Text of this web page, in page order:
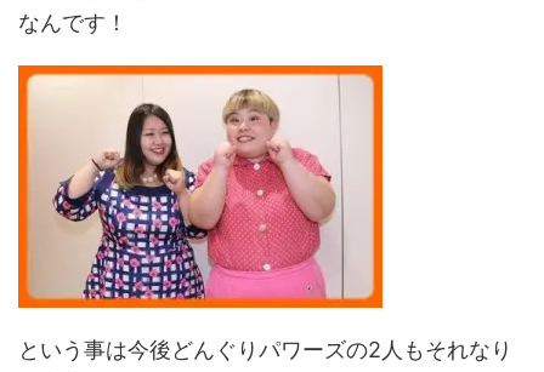
なんです！
という事は今後どんぐりパワーズの2人もそれなり